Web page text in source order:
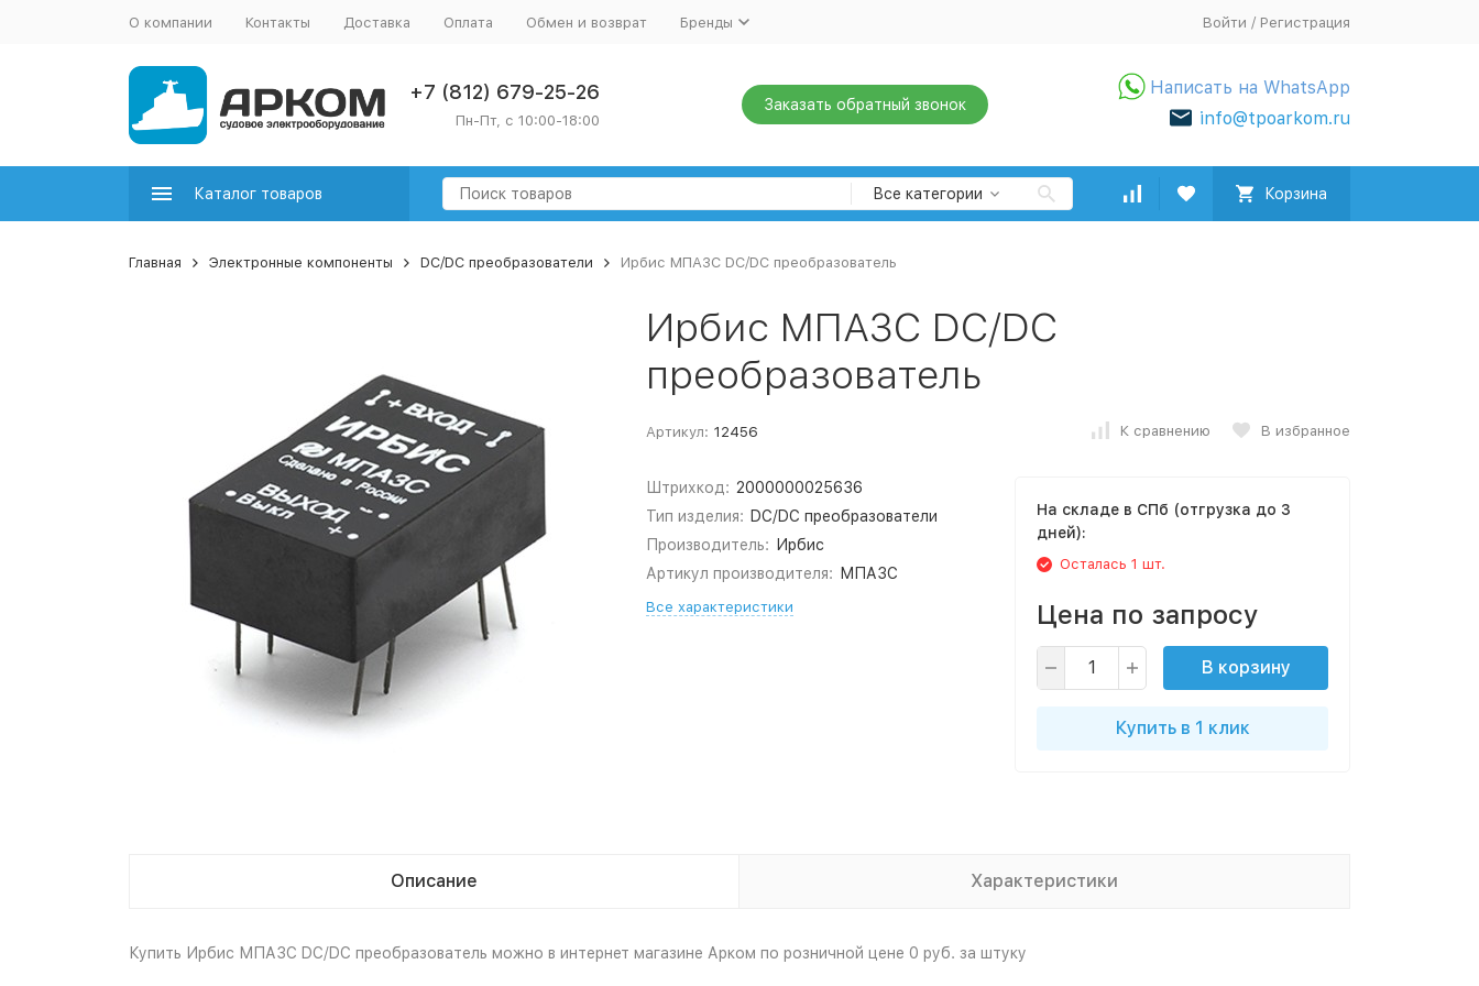
О компании Контакты Доставка Оплата Обмен и возврат Бренды Войти / Регистрация
+7 (812) 679-25-26
Пн-Пт, с 10:00-18:00
Заказать обратный звонок
Написать на WhatsApp
info@tpoarkom.ru
Каталог товаров Все категории Корзина
Главная Электронные компоненты DC/DC преобразователи Ирбис МПА3С DC/DC преобразователь
Ирбис МПА3С DC/DC
преобразователь
Артикул: 12456 К сравнению В избранное
Штрихкод: 2000000025636
Тип изделия: DC/DC преобразователи
Производитель:
Ирбис
Артикул производителя:
МПА3С
Все характеристики
На складе в СПб (отгрузка до 3
дней):
Осталась 1 шт.
Цена по запросу
В корзину
Купить в 1 клик
Описание Характеристики
Купить Ирбис МПА3С DC/DC преобразователь можно в интернет магазине Арком по розничной цене 0 руб. за штуку